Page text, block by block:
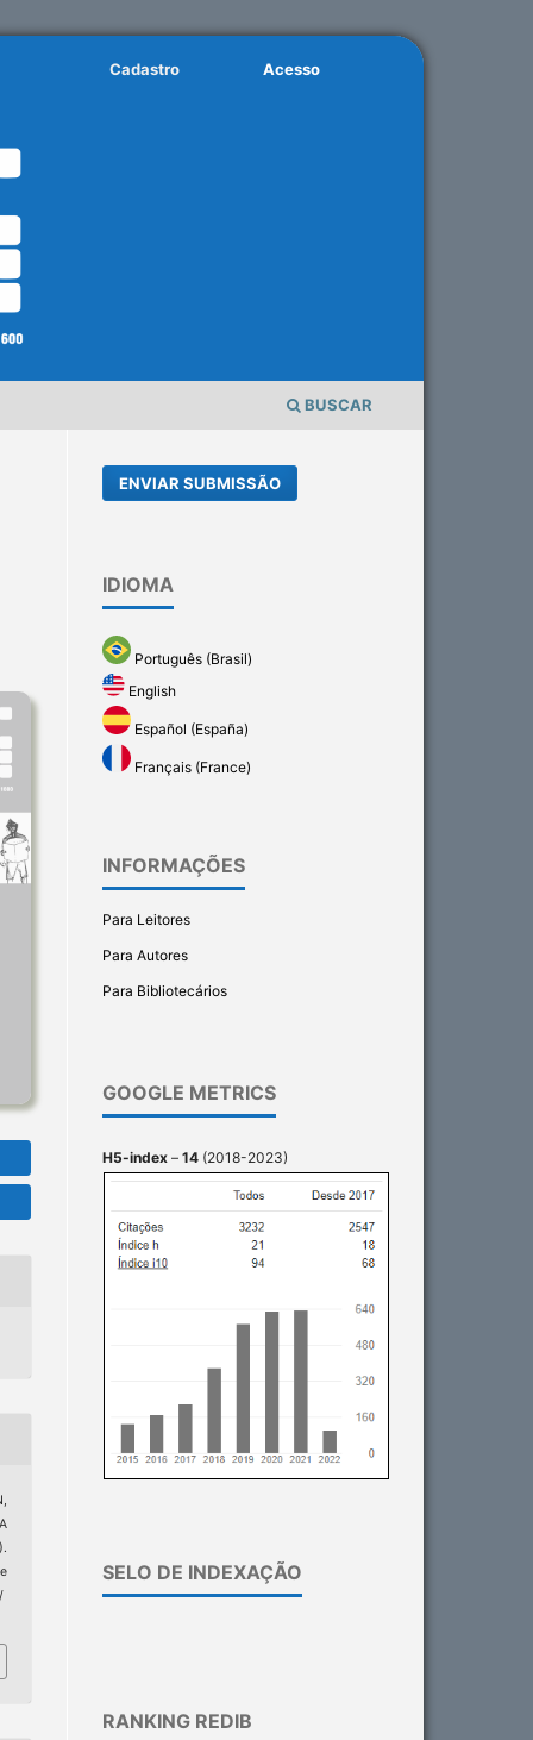
BUSCAR
Cadastro Acesso
ENVIAR SUBMISSÃO
IDIOMA
Português (Brasil)
English
Español (España)
Français (France)
INFORMAÇÕES
Para Leitores
Para Autores
Para Bibliotecários
GOOGLE METRICS
H5-index – 14 (2018-2023)
SELO DE INDEXAÇÃO
RANKING REDIB